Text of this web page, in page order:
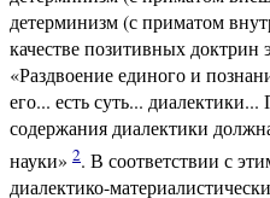
детерминизм (с приматом
качестве позитивных
«Раздвоение единого и
его... есть суть...
содержания диалектики
науки» 2. В соответствии с
диалектико-